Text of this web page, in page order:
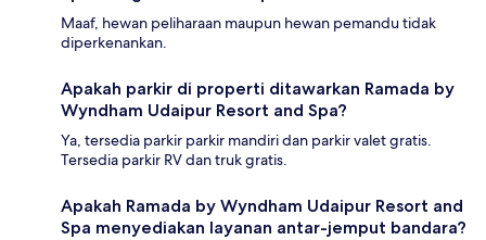
Maaf, hewan peliharaan maupun hewan pemandu tidak
diperkenankan.
Apakah parkir di properti ditawarkan Ramada by
Wyndham Udaipur Resort and Spa?
Ya, tersedia parkir parkir mandiri dan parkir valet gratis.
Tersedia parkir RV dan truk gratis.
Apakah Ramada by Wyndham Udaipur Resort and
Spa menyediakan layanan antar-jemput bandara?